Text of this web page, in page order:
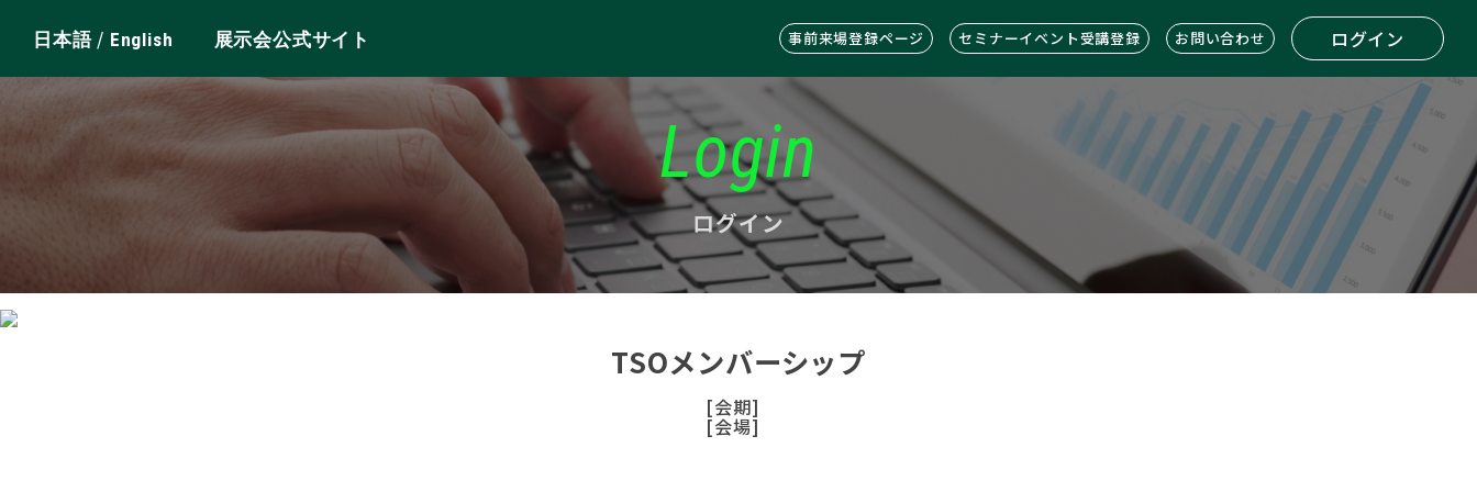
日本語/ English 展示会公式サイト 事前来場登録ページ セミナーイベント受講登録 お問い合わせ ログイン
Login
ログイン
TSOメンバーシップ
[会期]
[会場]